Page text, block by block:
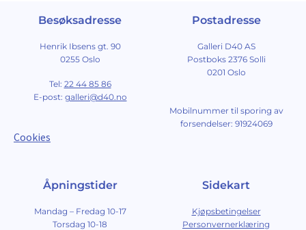
Besøksadresse
Henrik Ibsens gt. 90
0255 Oslo
Tel: 22 44 85 86
E-post: galleri@d40.no
Cookies
Postadresse
Galleri D40 AS
Postboks 2376 Solli
0201 Oslo
Mobilnummer til sporing av
forsendelser: 91924069
Åpningstider
Mandag – Fredag 10-17
Torsdag 10-18
Sidekart
Kjøpsbetingelser
Personvernerklæring